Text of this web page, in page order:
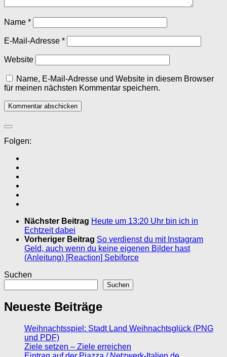
Name *
E-Mail-Adresse *
Website
Name, E-Mail-Adresse und Website in diesem Browser
für meinen nächsten Kommentar speichern.
Folgen:
Nächster Beitrag Heute um 13:20 Uhr bin ich in
Echtzeit dabei
Vorheriger Beitrag So verdienst du mit Instagram
Geld, auch wenn du keine eigenen Bilder hast
(Anleitung) [Reaction] Sebiforce
Suchen
Suchen
Neueste Beiträge
Weihnachtsspiel: Stadt Land Weihnachtsglück (PNG
und PDF)
Ziele setzen – Ziele erreichen